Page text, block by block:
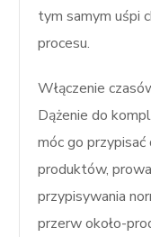
tym samym uśpi
procesu.
Włączenie
Dążenie do
móc go
produktów,
przypisywania
przerw około-